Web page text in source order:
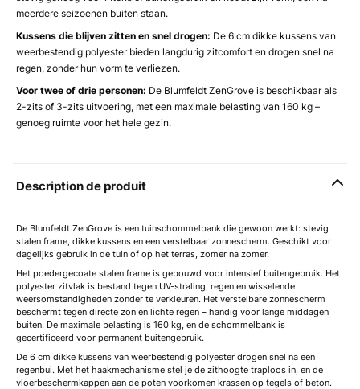
meerdere seizoenen buiten staan.
Kussens die blijven zitten en snel drogen: De 6 cm dikke kussens van
weerbestendig polyester bieden langdurig zitcomfort en drogen snel na
regen, zonder hun vorm te verliezen.
Voor twee of drie personen: De Blumfeldt ZenGrove is beschikbaar als
2-zits of 3-zits uitvoering, met een maximale belasting van 160 kg –
genoeg ruimte voor het hele gezin.
Description de produit
De Blumfeldt ZenGrove is een tuinschommelbank die gewoon werkt: stevig
stalen frame, dikke kussens en een verstelbaar zonnescherm. Geschikt voor
dagelijks gebruik in de tuin of op het terras, zomer na zomer.
Het poedergecoate stalen frame is gebouwd voor intensief buitengebruik. Het
polyester zitvlak is bestand tegen UV-straling, regen en wisselende
weersomstandigheden zonder te verkleuren. Het verstelbare zonnescherm
beschermt tegen directe zon en lichte regen – handig voor lange middagen
buiten. De maximale belasting is 160 kg, en de schommelbank is
gecertificeerd voor permanent buitengebruik.
De 6 cm dikke kussens van weerbestendig polyester drogen snel na een
regenbui. Met het haakmechanisme stel je de zithoogte traploos in, en de
vloerbeschermkappen aan de poten voorkomen krassen op tegels of beton.